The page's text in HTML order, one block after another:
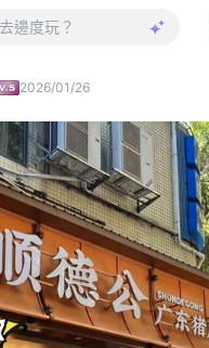
2026/01/26